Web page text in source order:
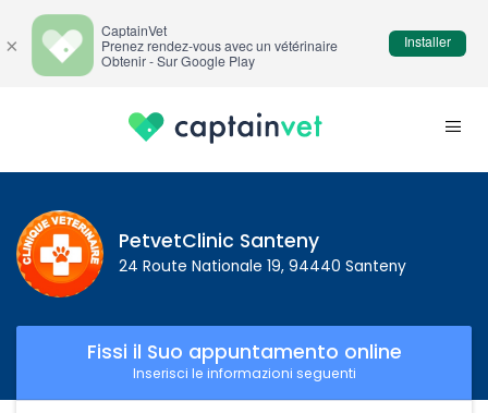
PetvetClinic Santeny
24 Route Nationale 19, 94440 Santeny
Fissi il Suo appuntamento online
Inserisci le informazioni seguenti
×
CaptainVet
Prenez rendez-vous avec un vétérinaire
Obtenir - Sur Google Play
Installer